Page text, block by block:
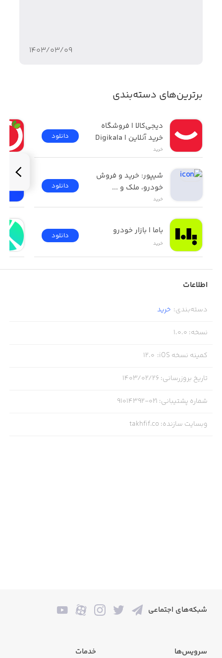
۱۴۰۳/۰۳/۰۹
برترین‌های دسته‌بندی
خرید آنلاین | Digikala
خرید
دانلود
خودرو، ملک و ...
خرید
دانلود
باما | بازار خودرو
خرید
دانلود
اطلاعات
دسته‌بندی: خرید
نسخه:
1.0.0
کمینه نسخه iOS :
12.0
تاریخ بروزرسانی: ۱۴۰۳/۰۲/۲۶
شماره پشتیبانی: ۰۲۱-۹۱۰۱۴۳۹۲
وبسایت سازنده:
takhfif.co
شبکه‌های اجتماعی
سرویس‌ها خدمات